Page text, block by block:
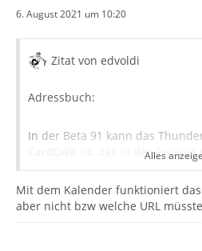
6. August 2021 um 10:20
Zitat von edvoldi
Adressbuch:
In der Beta 91 kann das
CardDAV, ob das in der Release
wird kann ich nicht sagen.
Alles
Mit dem Kalender funktioniert
aber nicht bzw welche URL